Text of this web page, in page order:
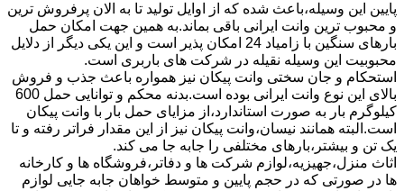
پایین این وسیله،باعث شده که از اوایل تولید تا به الان پرفروش ترین
و محبوب ترین وانت ایرانی باقی بماند.به همین جهت امکان حمل
بارهای سنگین با زامیاد 24 امکان پذیر است و این یکی دیگر از دلایل
محبوبیت این وسیله نقیله در شرکت های باربری است.
استحکام و جان سختی وانت پیکان نیز همواره باعث جذب و فروش
بالای این نوع وانت ایرانی بوده است.بدنه محکم و توانایی حمل 600
کیلوگرم بار به صورت استاندارد،از مزایای حمل بار با وانت پیکان
است.البته همانند نیسان،وانت پیکان نیز از این مقدار فراتر رفته و تا
یک تن و بیشتر،بارهای مختلفی را جابه جا می کند.
اثاث منزل،جهیزیه،لوازم شرکت ها و دفاتر،فروشگاه ها و کارخانه
ها در صورتی که در حجم پایین و متوسط خواهان جابه جایی لوازم